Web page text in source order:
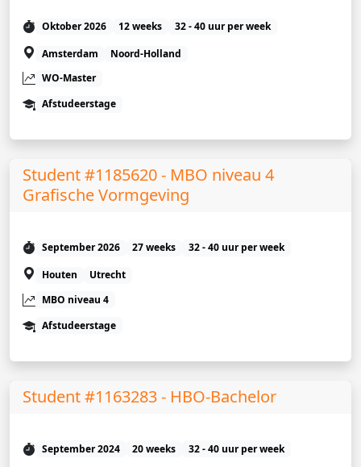
Oktober 2026 12 weeks
32 - 40 uur per week
Amsterdam
Noord-Holland
WO-Master
Afstudeerstage
Student #1185620 - MBO niveau 4
Grafische Vormgeving
September 2026 27 weeks
32 - 40 uur per week
Houten
Utrecht
MBO niveau 4
Afstudeerstage
Student #1163283 - HBO-Bachelor
September 2024 20 weeks
32 - 40 uur per week